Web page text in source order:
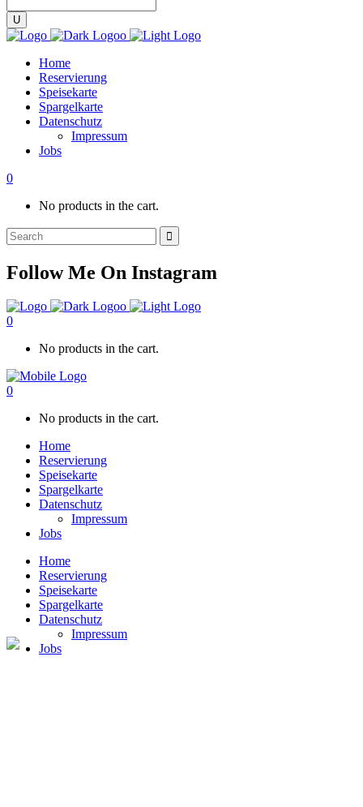
Home
Reservierung
Speisekarte
Spargelkarte
Datenschutz
Impressum
Jobs
0
No products in the cart.
Search
for:
Follow Me On Instagram
0
No products in the cart.
0
No products in the cart.
Home
Reservierung
Speisekarte
Spargelkarte
Datenschutz
Impressum
Jobs
Home
Reservierung
Speisekarte
Spargelkarte
Datenschutz
Impressum
Jobs